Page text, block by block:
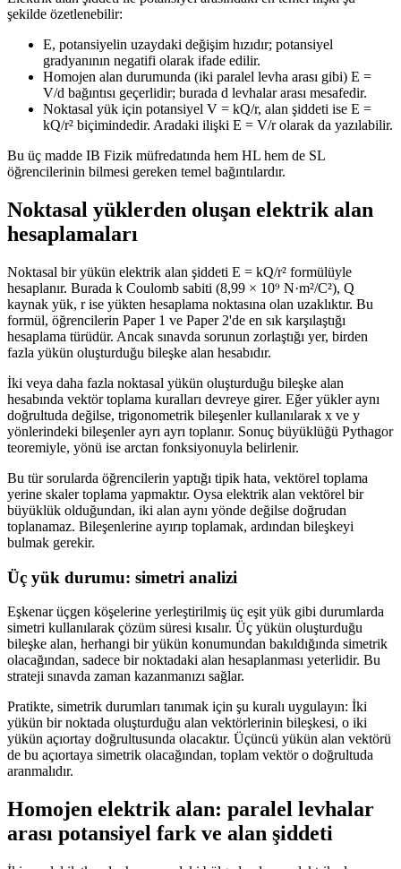
şekilde özetlenebilir:
E, potansiyelin uzaydaki değişim hızıdır; potansiyel
gradyanının negatifi olarak ifade edilir.
Homojen alan durumunda (iki paralel levha arası gibi) E =
V/d bağıntısı geçerlidir; burada d levhalar arası mesafedir.
Noktasal yük için potansiyel V = kQ/r, alan şiddeti ise E =
kQ/r² biçimindedir. Aradaki ilişki E = V/r olarak da yazılabilir.
Bu üç madde IB Fizik müfredatında hem HL hem de SL
öğrencilerinin bilmesi gereken temel bağıntılardır.
Noktasal yüklerden oluşan elektrik alan
hesaplamaları
Noktasal bir yükün elektrik alan şiddeti E = kQ/r² formülüyle
hesaplanır. Burada k Coulomb sabiti (8,99 × 10⁹ N·m²/C²), Q
kaynak yük, r ise yükten hesaplama noktasına olan uzaklıktır. Bu
formül, öğrencilerin Paper 1 ve Paper 2'de en sık karşılaştığı
hesaplama türüdür. Ancak sınavda sorunun zorlaştığı yer, birden
fazla yükün oluşturduğu bileşke alan hesabıdır.
İki veya daha fazla noktasal yükün oluşturduğu bileşke alan
hesabında vektör toplama kuralları devreye girer. Eğer yükler aynı
doğrultuda değilse, trigonometrik bileşenler kullanılarak x ve y
yönlerindeki bileşenler ayrı ayrı toplanır. Sonuç büyüklüğü Pythagor
teoremiyle, yönü ise arctan fonksiyonuyla belirlenir.
Bu tür sorularda öğrencilerin yaptığı tipik hata, vektörel toplama
yerine skaler toplama yapmaktır. Oysa elektrik alan vektörel bir
büyüklük olduğundan, iki alan aynı yönde değilse doğrudan
toplanamaz. Bileşenlerine ayırıp toplamak, ardından bileşkeyi
bulmak gerekir.
Üç yük durumu: simetri analizi
Eşkenar üçgen köşelerine yerleştirilmiş üç eşit yük gibi durumlarda
simetri kullanılarak çözüm süresi kısalır. Üç yükün oluşturduğu
bileşke alan, herhangi bir yükün konumundan bakıldığında simetrik
olacağından, sadece bir noktadaki alan hesaplanması yeterlidir. Bu
strateji sınavda zaman kazanmanızı sağlar.
Pratikte, simetrik durumları tanımak için şu kuralı uygulayın: İki
yükün bir noktada oluşturduğu alan vektörlerinin bileşkesi, o iki
yükün açıortay doğrultusunda olacaktır. Üçüncü yükün alan vektörü
de bu açıortaya simetrik olacağından, toplam vektör o doğrultuda
aranmalıdır.
Homojen elektrik alan: paralel levhalar
arası potansiyel fark ve alan şiddeti